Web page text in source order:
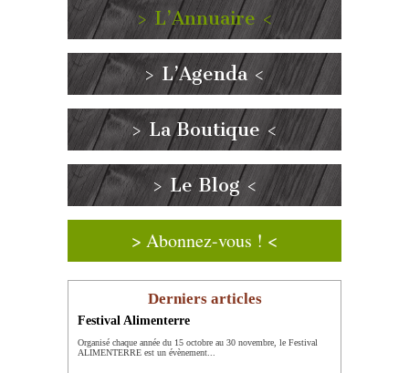
> L’Annuaire <
> L’Agenda <
> La Boutique <
> Le Blog <
> Abonnez-vous ! <
Derniers articles
Festival Alimenterre
Organisé chaque année du 15 octobre au 30 novembre, le Festival
ALIMENTERRE est un évènement...